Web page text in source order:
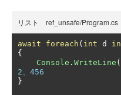
リスト ref_unsafe/Program.cs
await foreach ( int d in
{
Console . WriteLine (
2、456
}